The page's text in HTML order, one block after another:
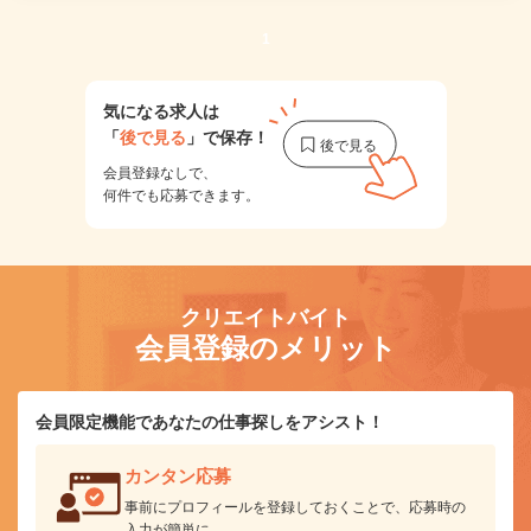
1
気になる求人は
「後で見る 」で保存！
会員登録なしで、
何件でも応募できます。
クリエイトバイト
会員登録のメリット
会員限定機能であなたの仕事探しをアシスト！
カンタン応募
事前にプロフィールを登録しておくことで、応募時の